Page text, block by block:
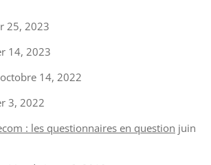
25, 2023
14, 2023
octobre 14, 2022
3, 2022
: les questionnaires en question juin